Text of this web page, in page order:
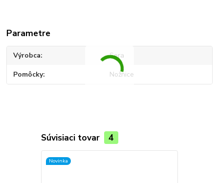
Parametre
Výrobca Sera
Pomôcky Nožnice
Súvisiaci tovar 4
Novinka